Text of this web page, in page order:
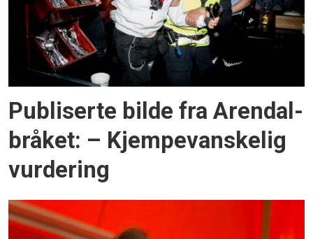
Publiserte bilde fra Arendal-
bråket: – Kjempevanskelig
vurdering